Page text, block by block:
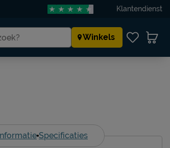
Klantendienst
Winkels
Specificaties